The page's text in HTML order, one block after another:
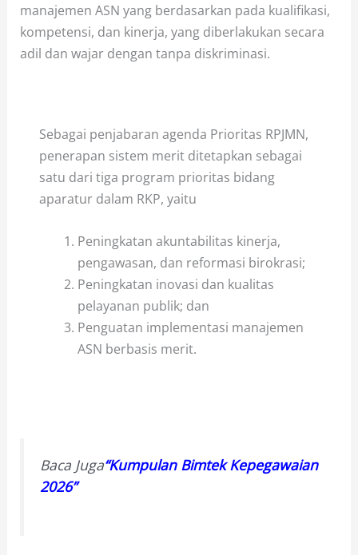
manajemen ASN yang berdasarkan pada kualifikasi,
kompetensi, dan kinerja, yang diberlakukan secara
adil dan wajar dengan tanpa diskriminasi.
Sebagai penjabaran agenda Prioritas RPJMN,
penerapan sistem merit ditetapkan sebagai
satu dari tiga program prioritas bidang
aparatur dalam RKP, yaitu
Peningkatan akuntabilitas kinerja,
pengawasan, dan reformasi birokrasi;
Peningkatan inovasi dan kualitas
pelayanan publik; dan
Penguatan implementasi manajemen
ASN berbasis merit.
Baca Juga“Kumpulan Bimtek Kepegawaian
2026”